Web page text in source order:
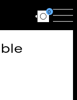
Ouvrir le
0